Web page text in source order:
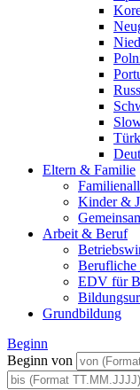
Eltern & Familie
Kinder &
Arbeit & Beruf
Berufliche
EDV für
Grundbildung
Beginn
Beginn von